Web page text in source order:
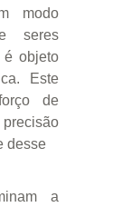
modo
seres
é objeto
Este
de
desse
a